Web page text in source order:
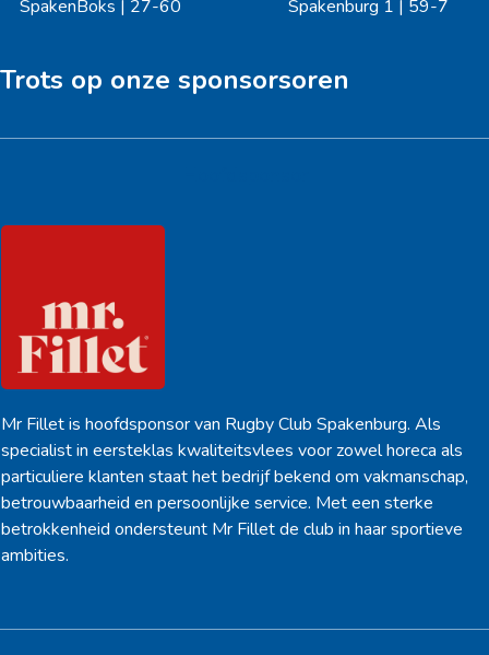
previous
SpakenBoks | 27-60
Spakenburg 1 | 59-7
Trots op onze sponsorsoren
Mr Fillet is hoofdsponsor van Rugby Club Spakenburg. Als
specialist in eersteklas kwaliteitsvlees voor zowel horeca als
particuliere klanten staat het bedrijf bekend om vakmanschap,
betrouwbaarheid en persoonlijke service. Met een sterke
betrokkenheid ondersteunt Mr Fillet de club in haar sportieve
ambities.